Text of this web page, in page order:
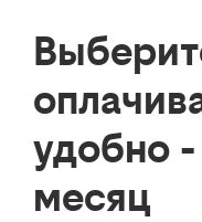
удобно
месяц